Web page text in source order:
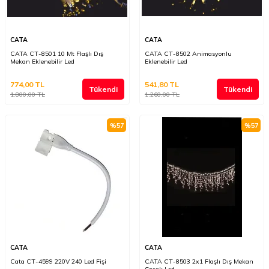
CATA
CATA CT-8501 10 Mt Flaşlı Dış
Mekan Eklenebilir Led
1.800,00TL
774,00TL Tükendi
CATA
CATA CT-8502 Animasyonlu
Eklenebilir Led
1.260,00TL
541,80TL Tükendi
%57
CATA
Cata CT-4599 220V 240 Led Fişi
%57
CATA
CATA CT-8503 2x1 Flaşlı Dış Mekan